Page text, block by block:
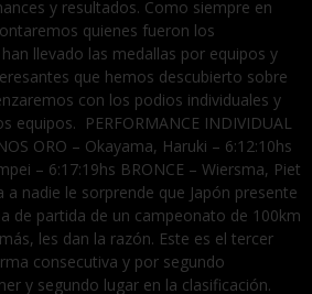
y resultados. Como siempre en
quienes fueron los
llevado las medallas por equipos y
que hemos descubierto sobre
con los podios individuales y
equipos. PERFORMANCE INDIVIDUAL
ORO – Okayama, Haruki – 6:12:10hs
– 6:17:19hs BRONCE – Wiersma, Piet
a nadie le sorprende que Japón presente
de partida de un campeonato de 100km
les dan la razón. Este es el tercer
consecutiva y por segundo
y segundo lugar en la clasificación.